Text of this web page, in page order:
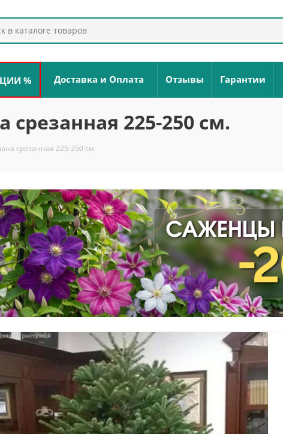
% Доставка и Оплата Отзывы Гарантии
225-250 см.
срезанная 225-250 см.